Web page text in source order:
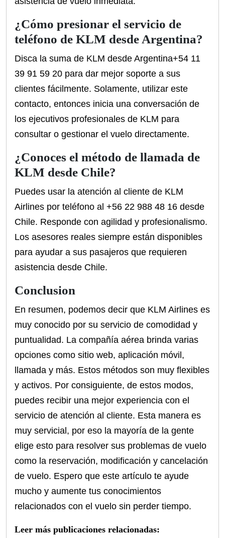
¿Cómo presionar el servicio de
teléfono de KLM desde Argentina?
Disca la suma de KLM desde Argentina+54 11
39 91 59 20 para dar mejor soporte a sus
clientes fácilmente. Solamente, utilizar este
contacto, entonces inicia una conversación de
los ejecutivos profesionales de KLM para
consultar o gestionar el vuelo directamente.
¿Conoces el método de llamada de
KLM desde Chile?
Puedes usar la atención al cliente de KLM
Airlines por teléfono al +56 22 988 48 16 desde
Chile. Responde con agilidad y profesionalismo.
Los asesores reales siempre están disponibles
para ayudar a sus pasajeros que requieren
asistencia desde Chile.
Conclusion
En resumen, podemos decir que KLM Airlines es
muy conocido por su servicio de comodidad y
puntualidad. La compañía aérea brinda varias
opciones como sitio web, aplicación móvil,
llamada y más. Estos métodos son muy flexibles
y activos. Por consiguiente, de estos modos,
puedes recibir una mejor experiencia con el
servicio de atención al cliente. Esta manera es
muy servicial, por eso la mayoría de la gente
elige esto para resolver sus problemas de vuelo
como la reservación, modificación y cancelación
de vuelo. Espero que este artículo te ayude
mucho y aumente tus conocimientos
relacionados con el vuelo sin perder tiempo.
Leer más publicaciones relacionadas: